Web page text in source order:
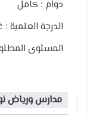
دوام : كامل
الدرجة العلمية :
المستوى
مدارس ورياض